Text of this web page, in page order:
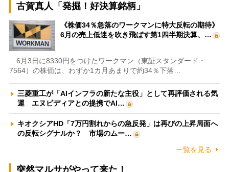
古賀真人「発掘！好決算銘柄」
《株価34％急落のワークマンに特大反転の期待》
6月の売上低迷を吹き飛ばす第1四半期決算、…
6月3日に8330円をつけたワークマン（東証スタンダード・
7564）の株価は、わずか1カ月あまりで約34％下落…
三菱重工が「AIインフラの新たな主役」として再評価される気
運 エヌビディアとの提携でAI…
キオクシアHD「7万円割れからの急反発」は再びの上昇局面へ
の反転シグナルか？ 市場のムー…
一覧を見る
突然マルサがやって来た！